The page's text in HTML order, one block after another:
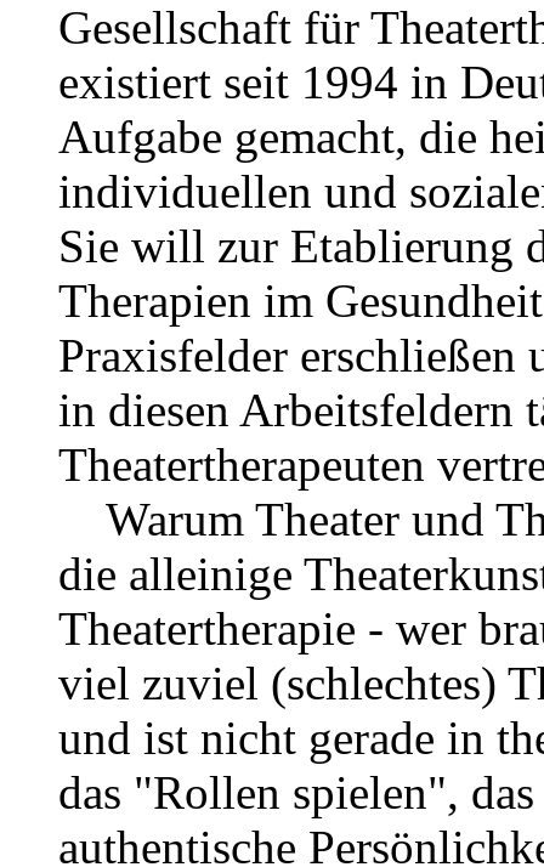
Gesellschaft für
existiert seit 1994 in
Aufgabe gemacht, die
individuellen und
Sie will zur Etablierung
Therapien im
Praxisfelder erschließen
in diesen Arbeitsfeldern
Theatertherapeuten
Warum Theater und
die alleinige
Theatertherapie - wer
viel zuviel (schlechtes)
und ist nicht gerade in
das "Rollen spielen",
authentische